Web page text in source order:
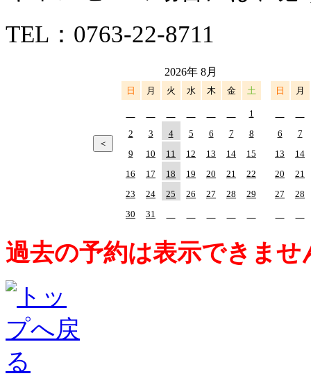
TEL： 0763-22-8711
2026年 8月
日 月 火 水 木 金 土
1
2
3 4 5 6 7
8
9
10 11 12 13 14
15
16
17 18 19 20 21
22
23
24 25 26 27 28
29
30
31
日 月
6
7
13
14
20
21
27
28
過去の予約は表示できませ